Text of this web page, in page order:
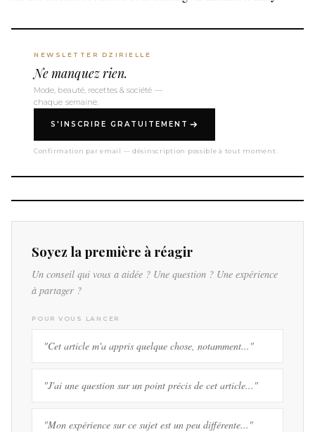
NEWSLETTER DZIRIELLE
Ne manquez rien.
Mode, beauté, recettes & société —
chaque semaine.
S'INSCRIRE GRATUITEMENT
Confirmation par email — désinscription possible à tout moment.
Soyez la première à réagir
Un conseil qui vous a aidée ? Une question ? Une expérience
à partager ?
POUR VOUS LANCER
"Cet article m'a appris quelque chose, notamment..."
"J'ai une question sur un point précis de cet article..."
"Mon expérience sur ce sujet est un peu différente..."